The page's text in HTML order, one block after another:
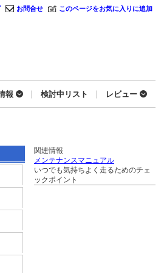
お問合せ このページをお気に入りに追加
報 検討中リスト レビュー
関連情報
メンテナンスマニュアル
いつでも気持ちよく走るためのチェ
ックポイント